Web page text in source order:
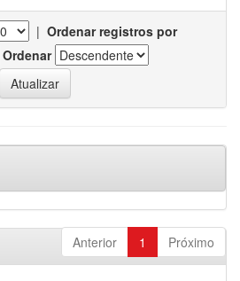
| Ordenar registros por
Ordenar
Anterior 1 Próximo